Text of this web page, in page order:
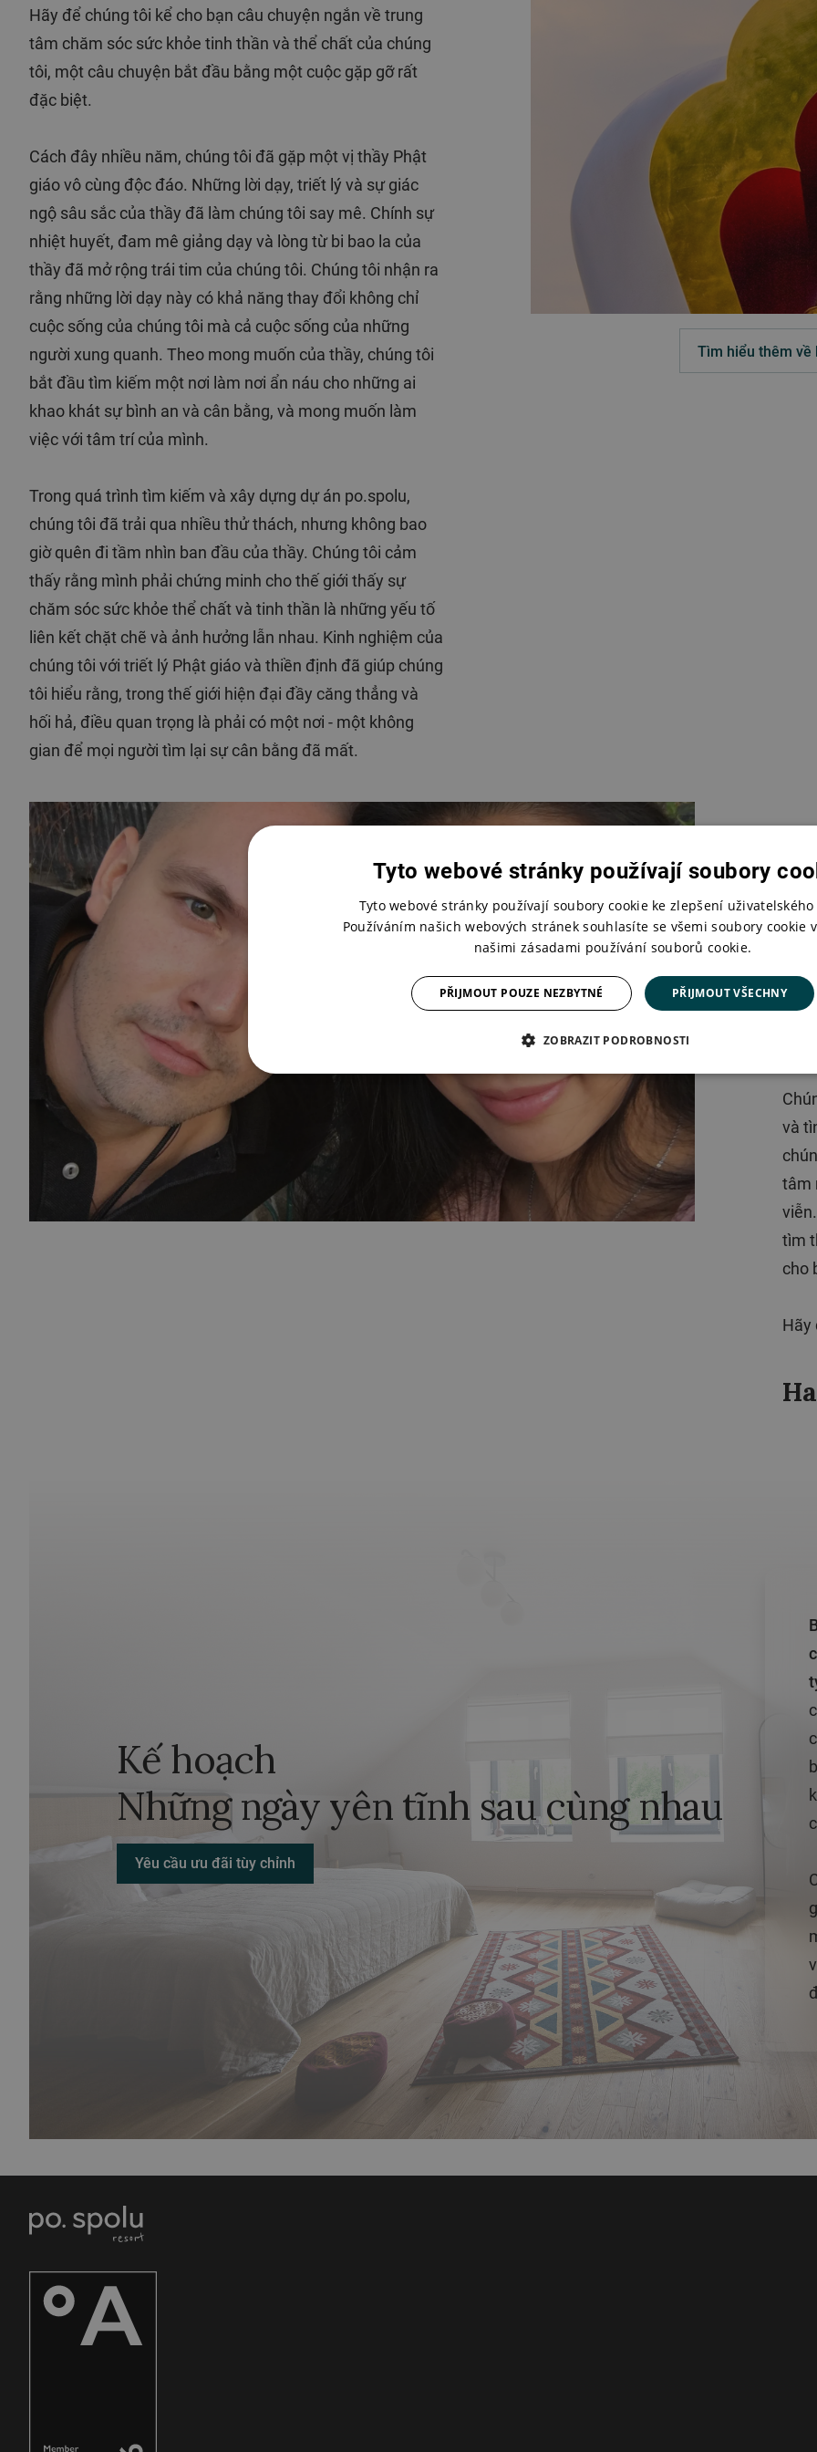
Hãy để chúng tôi kể cho bạn câu chuyện ngắn về trung
tâm chăm sóc sức khỏe tinh thần và thể chất của chúng
tôi, một câu chuyện bắt đầu bằng một cuộc gặp gỡ rất
đặc biệt.
Cách đây nhiều năm, chúng tôi đã gặp một vị thầy Phật
giáo vô cùng độc đáo. Những lời dạy, triết lý và sự giác
ngộ sâu sắc của thầy đã làm chúng tôi say mê. Chính sự
nhiệt huyết, đam mê giảng dạy và lòng từ bi bao la của
thầy đã mở rộng trái tim của chúng tôi. Chúng tôi nhận ra
rằng những lời dạy này có khả năng thay đổi không chỉ
cuộc sống của chúng tôi mà cả cuộc sống của những
người xung quanh. Theo mong muốn của thầy, chúng tôi
bắt đầu tìm kiếm một nơi làm nơi ẩn náu cho những ai
khao khát sự bình an và cân bằng, và mong muốn làm
việc với tâm trí của mình.
Trong quá trình tìm kiếm và xây dựng dự án po.spolu,
chúng tôi đã trải qua nhiều thử thách, nhưng không bao
giờ quên đi tầm nhìn ban đầu của thầy. Chúng tôi cảm
thấy rằng mình phải chứng minh cho thế giới thấy sự
chăm sóc sức khỏe thể chất và tinh thần là những yếu tố
liên kết chặt chẽ và ảnh hưởng lẫn nhau. Kinh nghiệm của
chúng tôi với triết lý Phật giáo và thiền định đã giúp chúng
tôi hiểu rằng, trong thế giới hiện đại đầy căng thẳng và
hối hả, điều quan trọng là phải có một nơi - một không
gian để mọi người tìm lại sự cân bằng đã mất.
Tìm hiểu thêm về
Và
nhau
cửa
làm
và
tâm
tìm
cho
Hãy
Kế hoạch
Những ngày yên tĩnh sau cùng nhau
Yêu cầu ưu đãi tùy chỉnh
Tyto webové stránky používají soubory
Tyto webové stránky používají soubory cookie ke zlepšení
Používáním našich webových stránek souhlasíte se všemi soubory cookie
našimi zásadami používání souborů cookie.
PŘIJMOUT VŠECHNY
PŘIJMOUT POUZE NEZBYTNÉ
ZOBRAZIT PODROBNOSTI